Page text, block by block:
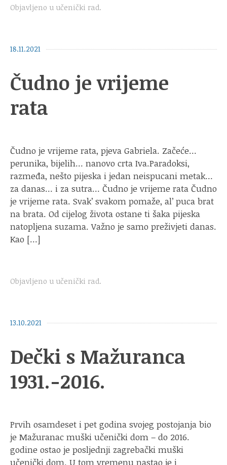
Objavljeno u učenički rad.
18.11.2021
Čudno je vrijeme
rata
Čudno je vrijeme rata, pjeva Gabriela. Začeće…
perunika, bijelih… nanovo crta Iva.Paradoksi,
razmeđa, nešto pijeska i jedan neispucani metak…
za danas… i za sutra… Čudno je vrijeme rata Čudno
je vrijeme rata. Svak’ svakom pomaže, al’ puca brat
na brata. Od cijelog života ostane ti šaka pijeska
natopljena suzama. Važno je samo preživjeti danas.
Kao […]
Objavljeno u učenički rad.
13.10.2021
Dečki s Mažuranca
1931.-2016.
Prvih osamdeset i pet godina svojeg postojanja bio
je Mažuranac muški učenički dom – do 2016.
godine ostao je posljednji zagrebački muški
učenički dom. U tom vremenu nastao je i